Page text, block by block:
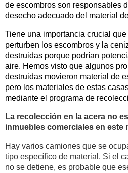
de escombros son responsables
desecho adecuado del material
Tiene una importancia crucial
perturben los escombros y la
destruidas porque podrían
aire. Hemos visto que algunos
destruidas movieron material de
pero los materiales de estas
mediante el programa de
La recolección en la acera no
inmuebles comerciales en este
Hay varios camiones que se
tipo específico de material. Si el
no se detiene, es probable que